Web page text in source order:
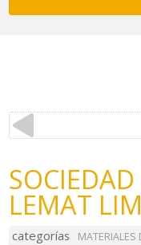
LEMAT
categorías MATERIALES